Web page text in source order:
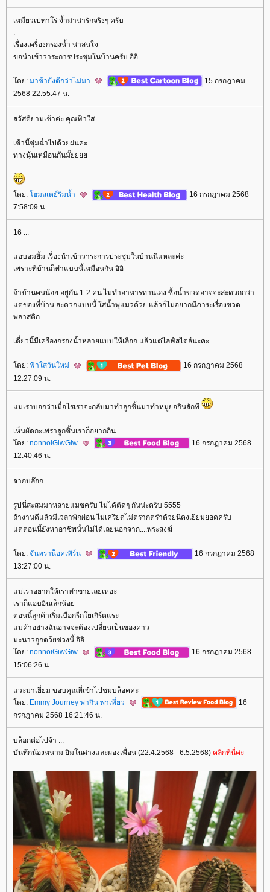
เหมียวเปทาโร่ จ้ำม่าน่ารักจริงๆ ครับ
เรื่องเครื่องกรองน้ำ น่าสนใจ
ขอนำเข้าวาระการประชุมในบ้านครับ อิอิ
ดย: มาช้ายังดีกว่าไม่มา
15 กรกฎาคม
2568 22:55:47 น.
สวัสดียามเช้าค่ะ คุณฟ้าใส
เช้านี้ชุ่มฉ่ำไปด้วยฝนค่ะ
ทางนุ้นเหมือนกันมั้
ดย: ฮมสเตย์ริมน้ำ
16 กรกฎาคม 2568
7:58:09 น.
16 ...
อบอมยิ้ม เรื่องนำเข้าวาระการประชุมในบ้านนี่แหละค่ะ
เพราะที่บ้านก็ทำแบบนี้เหมือนกัน อิอิ
ถ้าบ้านคนน้อย อยู่กัน 1-2 คน ไม่ทำอาหารทานเอง ซื้อน้ำขวดอาจจะสะดวกกว่า
ต่ของที่บ้าน สะดวกแบบนี้ ใส่น้ำพุแมวด้วย แล้วก็ไม่อยากมีภาระเรื่องขวด
พลาสติก
เดี๋ยวนี้มีเครื่องกรองน้ำหลายแบบให้เลือก แล้วแต่ไลฟ์สไตล์นะคะ
ดย: ฟ้าใสวันใหม่
16 กรกฎาคม 2568
12:27:09 น.
ม่เราบอกว่าเมื่อไรเราจะกลับมาทำลูกชิ้นมาทำหมูยอกินสักที
เห็นผัดกะเพราลูกชิ้นเราก็อยากกิน
ดย: nonnoiGiwGiw
16 กรกฎาคม 2568
12:40:46 น.
จากบล๊อก
รูปนี่สะสมมาหลายแมชครับ ไม่ได้ติดๆ กันน่ะครับ 5555
ถ้างานดีแล้วมีเวลาพักผ่อน ไม่เครียดไม่ตรากตรำด้วยนี่คงเยี่ยมยอดครับ
ต่ตอนนี้ยังหาอาชีพนั้นไม่ได้เลยนอกจาก....พระสงฆ์
ดย: จันทราน็อคเทิร์น
16 กรกฎาคม 2568
13:27:00 น.
ม่เราอยากให้เราทำขายเลยเหอะ
เราก็แอบอินเล็กน้อ
ตอนนี้ลูกค้าเริ่มเบื่อกรีกโยเกิร์ตแระ
ม่ค้าอย่างฉันอาจจะต้องเปลี่ยนเป็นของคาว
มะนาวถูกดว้ยช่วงนี้ อิอิ
ดย: nonnoiGiwGiw
16 กรกฎาคม 2568
15:06:26 น.
วะมาเยี่ยม ขอบคุณที่เข้าไปชมบล็อคค่ะ
ดย: Emmy Journey พากิน พาเที่ยว
16
กรกฎาคม 2568 16:21:46 น.
บล็อกต่อไปจ้า ...
บันทึกน้องหนาม ยิมโนด่างและผองเพื่อน (22.4.2568 - 6.5.2568) คลิกที่นี่ค่ะ